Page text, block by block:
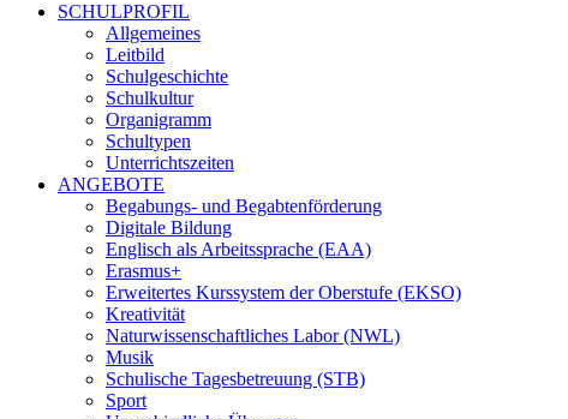
SCHULPROFIL
Allgemeines
Leitbild
Schulgeschichte
Schulkultur
Organigramm
Schultypen
Unterrichtszeiten
ANGEBOTE
Begabungs- und Begabtenförderung
Digitale Bildung
Englisch als Arbeitssprache (EAA)
Erasmus+
Erweitertes Kurssystem der Oberstufe (EKSO)
Kreativität
Naturwissenschaftliches Labor (NWL)
Musik
Schulische Tagesbetreuung (STB)
Sport